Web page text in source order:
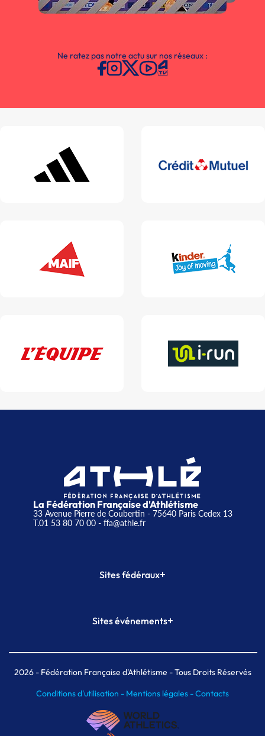
Ne ratez pas notre actu sur nos réseaux :
La Fédération Française d'Athlétisme
33 Avenue Pierre de Coubertin - 75640 Paris Cedex 13
T.01 53 80 70 00- ffa@athle.fr
Sites fédéraux+
Plateforme Formation
Sites événements+
Meeting de Paris indoor
MAIF Ekiden de Paris
2026- Fédération Française d'Athlétisme - Tous Droits Réservés
Conditions d'utilisation - Mentions légales -Contacts